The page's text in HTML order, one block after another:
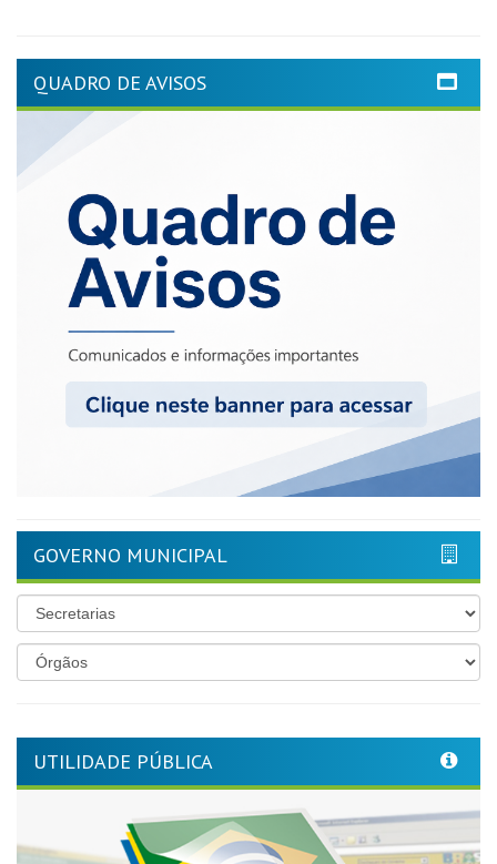
QUADRO DE AVISOS
GOVERNO MUNICIPAL
UTILIDADE PÚBLICA